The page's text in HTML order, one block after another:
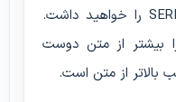
رقیب قدرتمندتان یک سهم از SERP را خواهید داشت.
بیشتر از متن دوست
بالاتر از متن است.